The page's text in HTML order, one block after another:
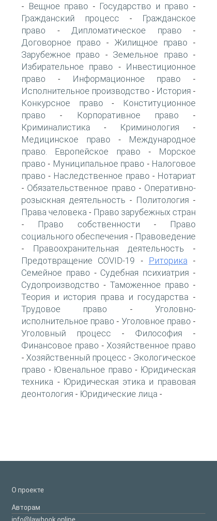
- Вещное право - Государство и право -
Гражданский процесс -
Гражданское
право - Дипломатическое право -
Договорное право - Жилищное право -
Зарубежное право - Земельное право -
Избирательное право -
Инвестиционное
право - Информационное право -
Исполнительное производство - История -
Конкурсное право -
Конституционное
право - Корпоративное право -
Криминалистика - Криминология -
Медицинское право -
Международное
право. Европейское право -
Морское
право - Муниципальное право - Налоговое
право - Наследственное право - Нотариат
- Обязательственное право - Оперативно-
розыскная деятельность - Политология -
Права человека - Право зарубежных стран
- Право собственности -
Право
социального обеспечения - Правоведение
- Правоохранительная деятельность -
Предотвращение COVID-19 - Риторика -
Семейное право - Судебная психиатрия -
Судопроизводство - Таможенное право -
Теория и история права и государства -
Трудовое право -Уголовно-
исполнительное право - Уголовное право -
Уголовный процесс - Философия -
Финансовое право - Хозяйственное право
- Хозяйственный процесс - Экологическое
право - Ювенальное право - Юридическая
техника - Юридическая этика и правовая
деонтология - Юридические лица -
О проекте
Авторам
info@lawbook.online